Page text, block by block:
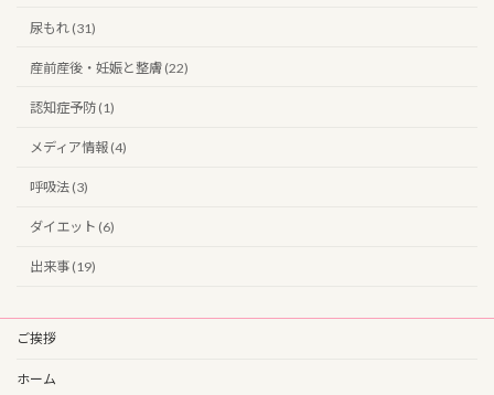
尿もれ (31)
産前産後・妊娠と整膚 (22)
認知症予防 (1)
メディア情報 (4)
呼吸法 (3)
ダイエット (6)
出来事 (19)
ご挨拶
ホーム